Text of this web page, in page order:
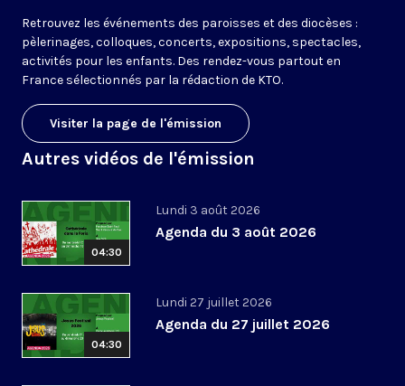
Retrouvez les événements des paroisses et des diocèses :
pèlerinages, colloques, concerts, expositions, spectacles,
activités pour les enfants. Des rendez-vous partout en
France sélectionnés par la rédaction de KTO.
Visiter la page de l'émission
Autres vidéos de l'émission
04:30
Lundi 3 août 2026
Agenda du 3 août 2026
04:30
Lundi 27 juillet 2026
Agenda du 27 juillet 2026